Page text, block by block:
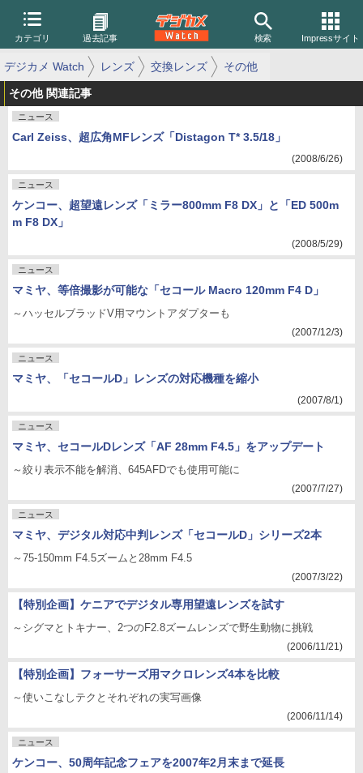
カテゴリ 過去記事 検索 Impressサイト
デジカメ Watch レンズ 交換レンズ その他
その他 関連記事
ニュース
Carl Zeiss、超広角MFレンズ「Distagon T* 3.5/18」
(2008/6/26)
ニュース
ケンコー、超望遠レンズ「ミラー800mm F8 DX」と「ED 500m
m F8 DX」
(2008/5/29)
ニュース
マミヤ、等倍撮影が可能な「セコール Macro 120mm F4 D」
～ハッセルブラッドV用マウントアダプターも
(2007/12/3)
ニュース
マミヤ、「セコールD」レンズの対応機種を縮小
(2007/8/1)
ニュース
マミヤ、セコールDレンズ「AF 28mm F4.5」をアップデート
～絞り表示不能を解消、645AFDでも使用可能に
(2007/7/27)
ニュース
マミヤ、デジタル対応中判レンズ「セコールD」シリーズ2本
～75-150mm F4.5ズームと28mm F4.5
(2007/3/22)
【特別企画】ケニアでデジタル専用望遠レンズを試す
～シグマとトキナー、2つのF2.8ズームレンズで野生動物に挑戦
(2006/11/21)
【特別企画】フォーサーズ用マクロレンズ4本を比較
～使いこなしテクとそれぞれの実写画像
(2006/11/14)
ニュース
ケンコー、50周年記念フェアを2007年2月末まで延長